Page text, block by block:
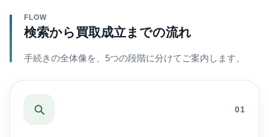
FLOW
検索から買取成立までの流れ
手続きの全体像を、5つの段階に分けてご案内します。
01